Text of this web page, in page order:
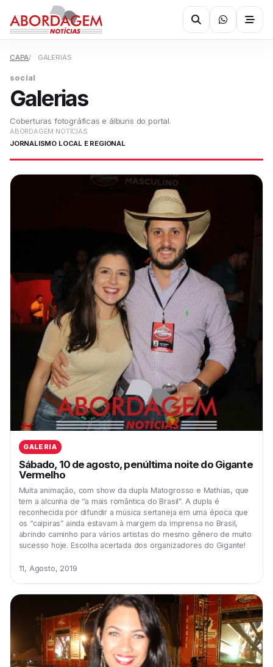
CAPA GALERIAS
social
Galerias
Coberturas fotográficas e álbuns do portal.
ABORDAGEM NOTÍCIAS
JORNALISMO LOCAL E REGIONAL
GALERIA
Sábado, 10 de agosto, penúltima noite do Gigante
Vermelho
Muita animação, com show da dupla Matogrosso e Mathias, que
tem a alcunha de “a mais romântica do Brasil”. A dupla é
reconhecida por difundir a música sertaneja em uma época que
os “caipiras” ainda estavam à margem da imprensa no Brasil,
abrindo caminho para vários artistas do mesmo gênero de muito
sucesso hoje. Escolha acertada dos organizadores do Gigante!
11, Agosto, 2019